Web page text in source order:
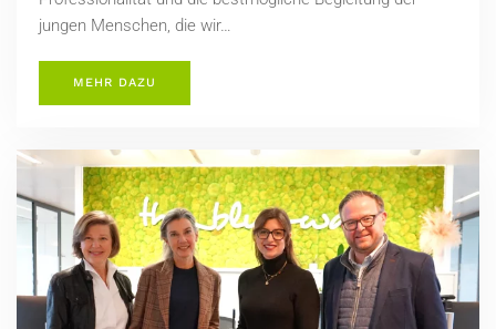
jungen Menschen, die wir…
MEHR DAZU